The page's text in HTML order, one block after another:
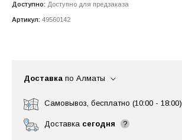
Доступно: Доступно для предзаказа
Артикул: 49560142
Доставка по Алматы
Самовывоз, бесплатно (10:00 - 18:00)
Доставка сегодня ?